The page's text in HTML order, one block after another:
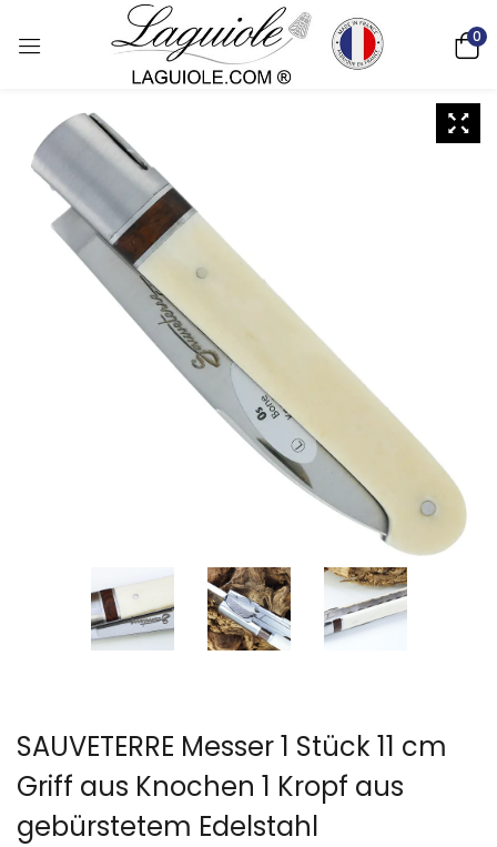
0
SAUVETERRE Messer 1 Stück 11 cm
Griff aus Knochen 1 Kropf aus
gebürstetem Edelstahl